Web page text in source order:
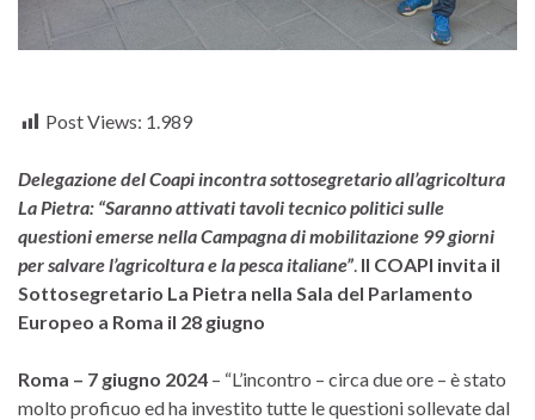
Post Views: 1.989
Delegazione del Coapi incontra sottosegretario all’agricoltura
La Pietra: “Saranno attivati tavoli tecnico politici sulle
questioni emerse nella Campagna di mobilitazione 99 giorni
per salvare l’agricoltura e la pesca italiane”. Il COAPI invita il
Sottosegretario La Pietra nella Sala del Parlamento
Europeo a Roma il 28 giugno
Roma – 7 giugno 2024 – “L’incontro – circa due ore – è stato
molto proficuo ed ha investito tutte le questioni sollevate dal